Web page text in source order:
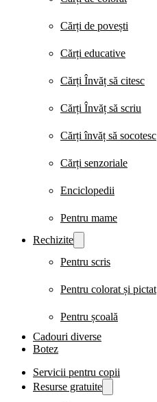
Cărți de povești
Cărți educative
Cărți Învăț să citesc
Cărți Învăț să scriu
Cărți învăț să socotesc
Cărți senzoriale
Enciclopedii
Pentru mame
Rechizite
Pentru scris
Pentru colorat și pictat
Pentru școală
Cadouri diverse
Botez
Servicii pentru copii
Resurse gratuite